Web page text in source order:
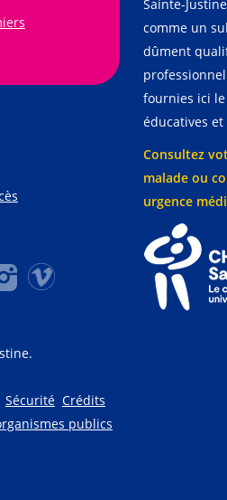
Sécurité Crédits
publics
Sainte-
comme un
dûment
fournies ici
éducatives
Consultez
malade ou
urgence